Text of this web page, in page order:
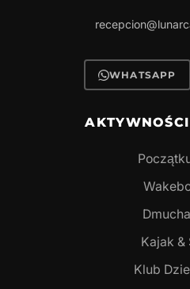
WHATSAPP
Kajak &
Klub